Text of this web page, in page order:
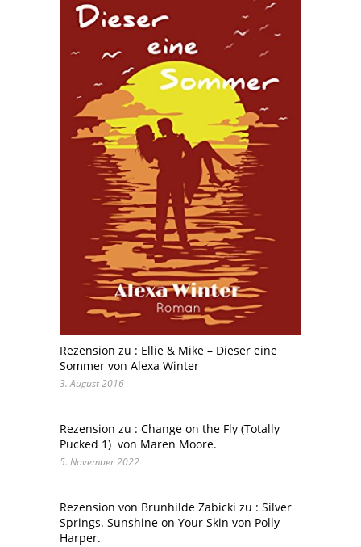
Rezension zu : Ellie & Mike – Dieser eine
Sommer von Alexa Winter
3. August 2016
Rezension zu : Change on the Fly (Totally
Pucked 1) von Maren Moore.
5. November 2022
Rezension von Brunhilde Zabicki zu : Silver
Springs. Sunshine on Your Skin von Polly
Harper.